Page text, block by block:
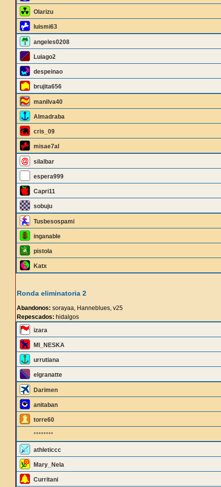
Olarizu
luismi63
angeles0208
Luiago2
despeinao
brujita656
manilva40
Almadraba
cris_09
misae7al
silalbar
espera999
Capri11
sobuju
Tusbesospami
inganable
pistola
Katx
Ronda eliminatoria 2
Abandonos: sorayaa, Hanneblues, v25
Repescados: hidalgos
izara
MI_NESKA
urrutiana
elgranatte
Darimen
anitaban
torre60
********
athleticcc
Mary_Nela
Curritani